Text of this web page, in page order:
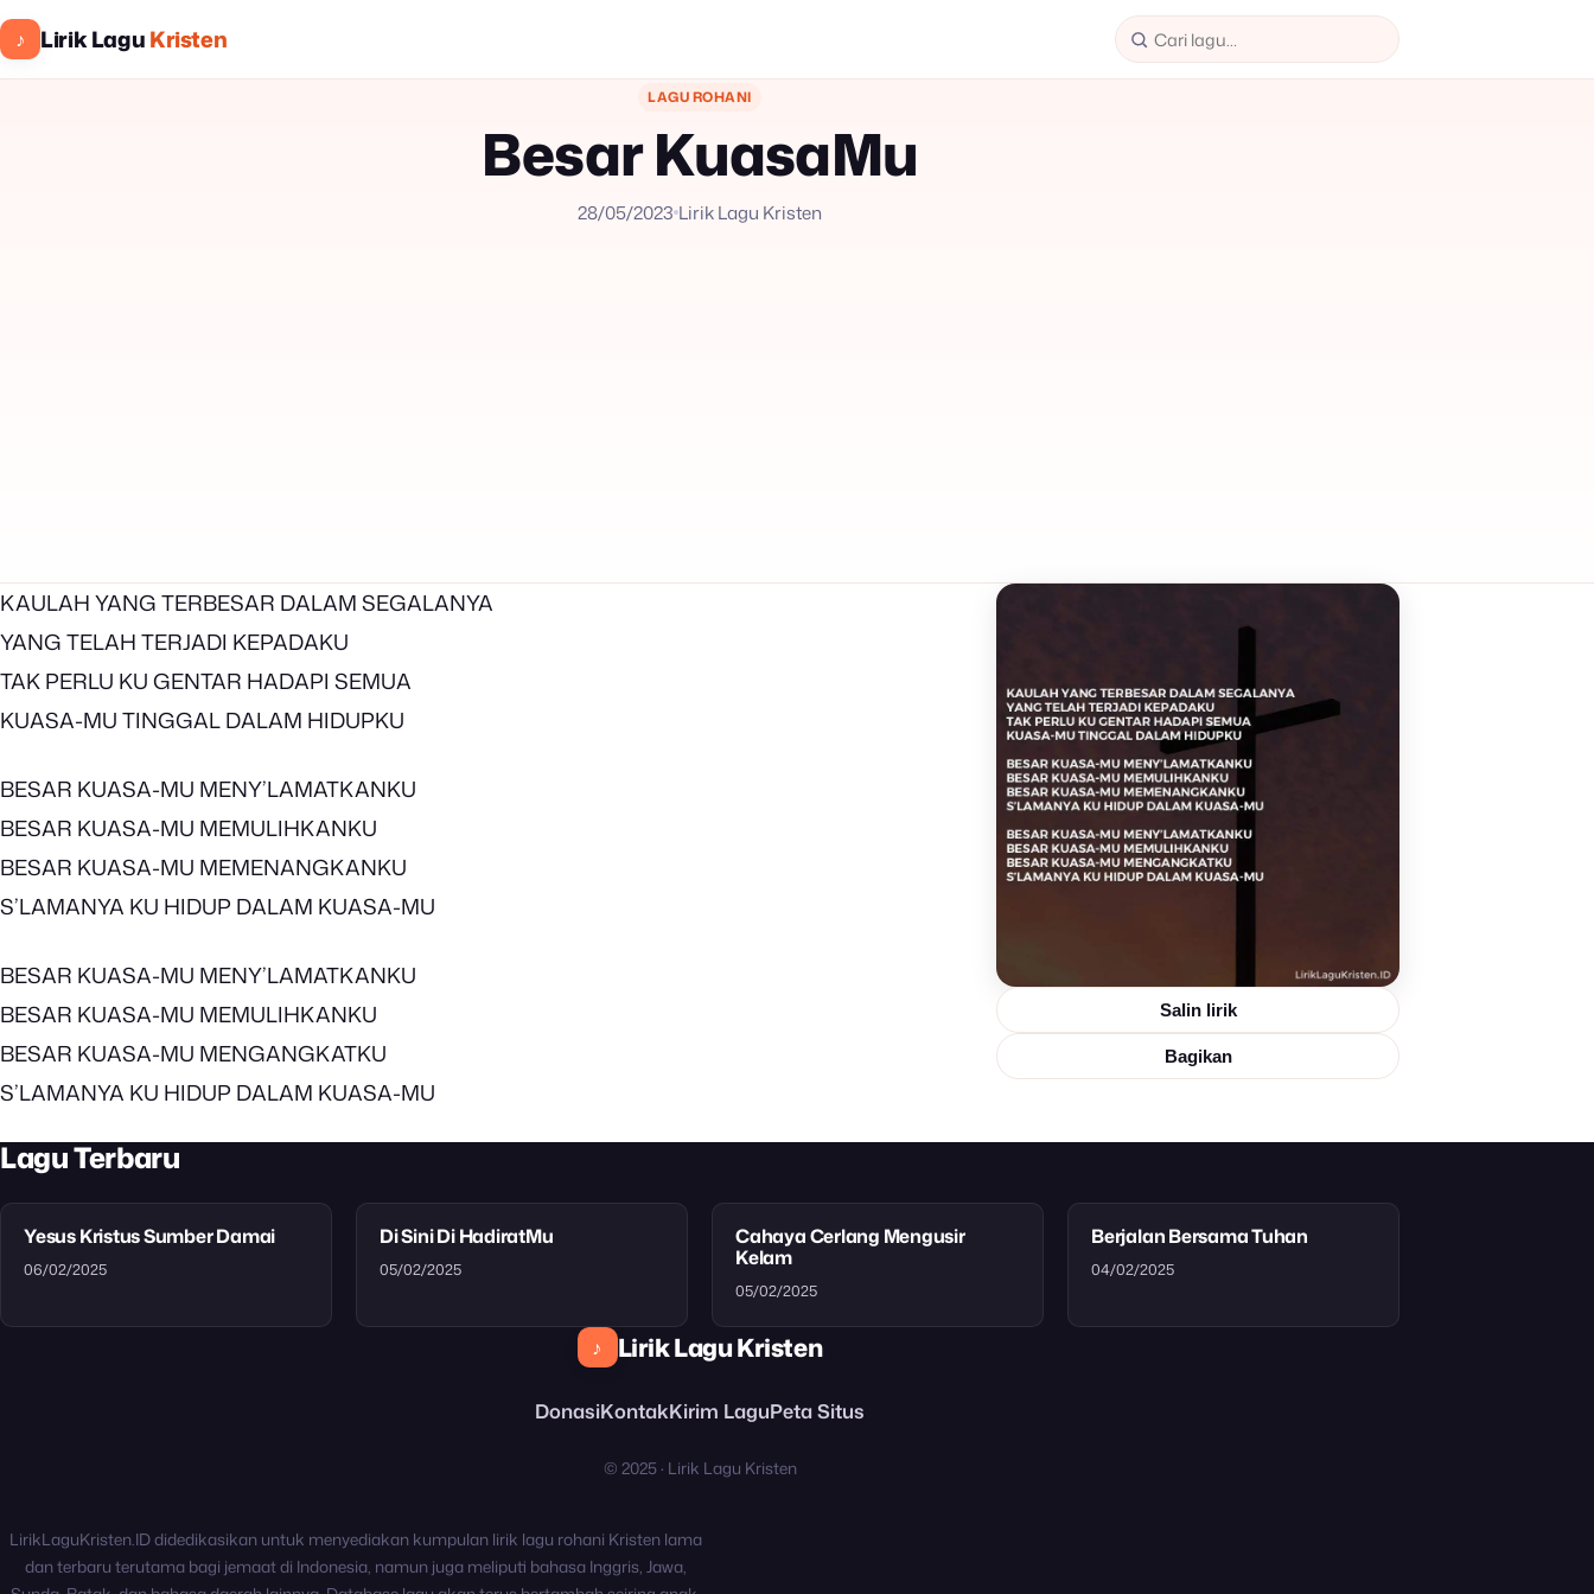
♪ Lirik LaguKristen
LAGU ROHANI
Besar KuasaMu
28/05/2023 Lirik Lagu Kristen
Salin lirik
Bagikan
KAULAH YANG TERBESAR DALAM SEGALANYA
YANG TELAH TERJADI KEPADAKU
TAK PERLU KU GENTAR HADAPI SEMUA
KUASA-MU TINGGAL DALAM HIDUPKU
BESAR KUASA-MU MENY’LAMATKANKU
BESAR KUASA-MU MEMULIHKANKU
BESAR KUASA-MU MEMENANGKANKU
S’LAMANYA KU HIDUP DALAM KUASA-MU
BESAR KUASA-MU MENY’LAMATKANKU
BESAR KUASA-MU MEMULIHKANKU
BESAR KUASA-MU MENGANGKATKU
S’LAMANYA KU HIDUP DALAM KUASA-MU
Lagu Terbaru
Yesus Kristus Sumber Damai
06/02/2025
Di Sini Di HadiratMu
05/02/2025
Cahaya Cerlang Mengusir
Kelam
05/02/2025
Berjalan Bersama Tuhan
04/02/2025
♪ Lirik Lagu Kristen
DonasiKontakKirim LaguPeta Situs
© 2025 · Lirik Lagu Kristen
LirikLaguKristen.ID didedikasikan untuk menyediakan kumpulan lirik lagu rohani Kristen lama
dan terbaru terutama bagi jemaat di Indonesia, namun juga meliputi bahasa Inggris, Jawa,